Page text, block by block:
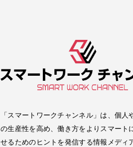
「スマートワークチャンネル」は、個人
の生産性を高め、働き方をよりスマート
せるためのヒントを発信する情報メディ